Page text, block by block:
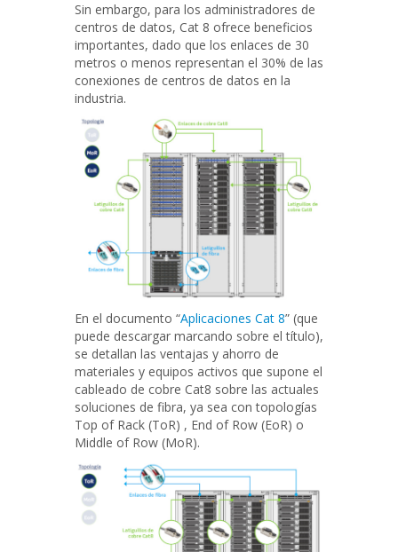
Sin embargo, para los administradores de
centros de datos, Cat 8 ofrece beneficios
importantes, dado que los enlaces de 30
metros o menos representan el 30% de las
conexiones de centros de datos en la
industria.
En el documento “Aplicaciones Cat 8” (que
puede descargar marcando sobre el título),
se detallan las ventajas y ahorro de
materiales y equipos activos que supone el
cableado de cobre Cat8 sobre las actuales
soluciones de fibra, ya sea con topologías
Top of Rack (ToR) , End of Row (EoR) o
Middle of Row (MoR).